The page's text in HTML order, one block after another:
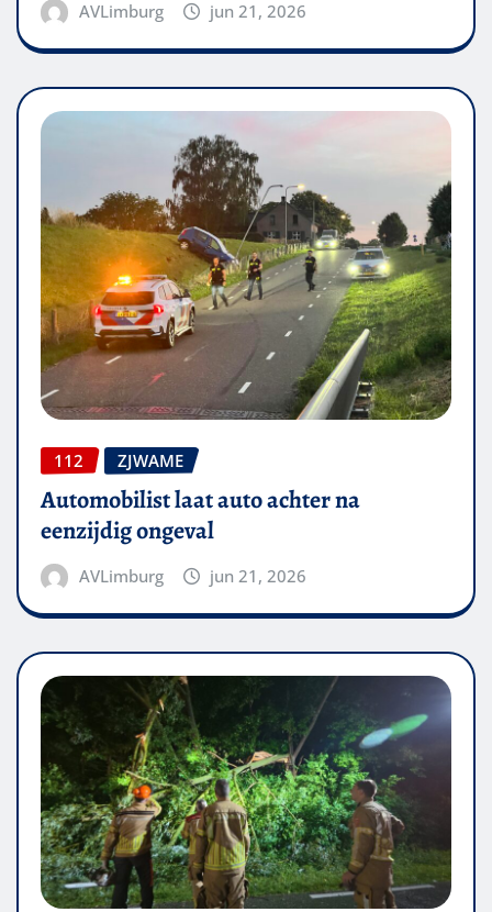
AVLimburg jun 21, 2026
112 ZJWAME
Automobilist laat auto achter na
eenzijdig ongeval
AVLimburg jun 21, 2026